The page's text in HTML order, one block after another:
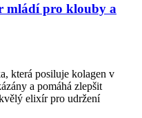
mládí pro klouby a
která posiluje kolagen v
a pomáhá zlepšit
elixír pro udržení